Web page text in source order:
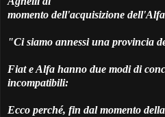
momento dell'acquisizione
"Ci siamo annessi una provincia
Fiat e Alfa hanno due modi di
incompatibili:
Ecco perché, fin dal momento